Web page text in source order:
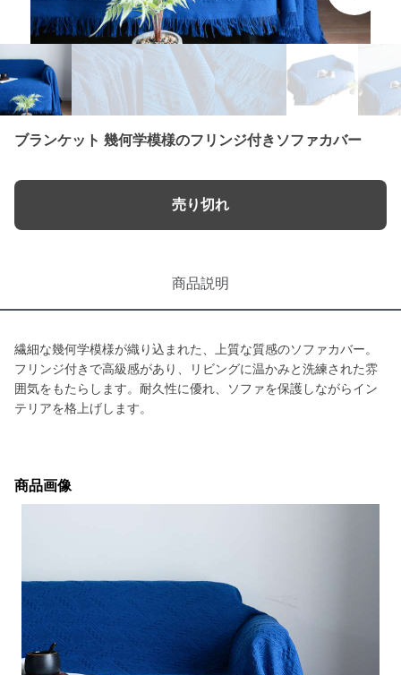
ブランケット 幾何学模様のフリンジ付きソファカバー
売り切れ
商品説明
繊細な幾何学模様が織り込まれた、上質な質感のソファカバー。
フリンジ付きで高級感があり、リビングに温かみと洗練された雰
囲気をもたらします。耐久性に優れ、ソファを保護しながらイン
テリアを格上げします。
商品画像